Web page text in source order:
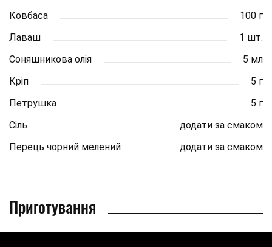
Ковбаса
100 г
Лаваш
1 шт.
Соняшникова олія
5 мл
Кріп
5 г
Петрушка
5 г
Сіль
додати за смаком
Перець чорний мелений
додати за смаком
Приготування